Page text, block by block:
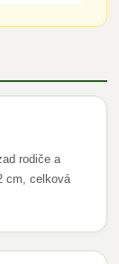
rodiče a
cm, celková